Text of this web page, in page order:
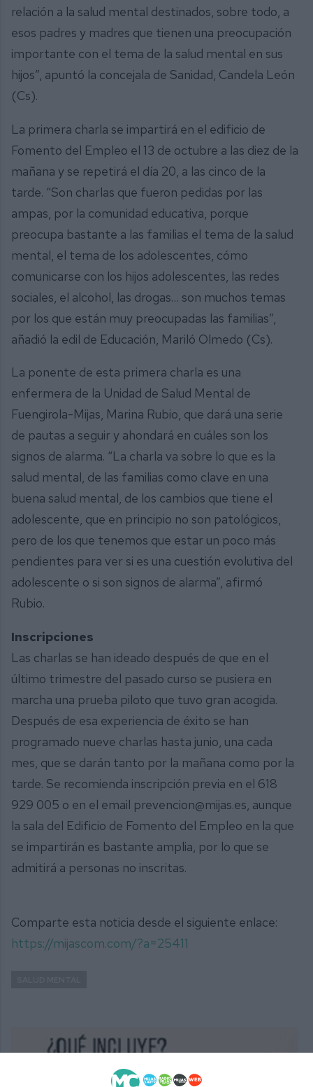
relación a la salud mental destinados, sobre todo, a
esos padres y madres que tienen una preocupación
importante con el tema de la salud mental en sus
hijos”, apuntó la concejala de Sanidad, Candela León
(Cs).
La primera charla se impartirá en el edificio de
Fomento del Empleo el 13 de octubre a las diez de la
mañana y se repetirá el día 20, a las cinco de la
tarde. “Son charlas que fueron pedidas por las
ampas, por la comunidad educativa, porque
preocupa bastante a las familias el tema de la salud
mental, el tema de los adolescentes, cómo
comunicarse con los hijos adolescentes, las redes
sociales, el alcohol, las drogas… son muchos temas
por los que están muy preocupadas las familias”,
añadió la edil de Educación, Mariló Olmedo (Cs).
La ponente de esta primera charla es una
enfermera de la Unidad de Salud Mental de
Fuengirola-Mijas, Marina Rubio, que dará una serie
de pautas a seguir y ahondará en cuáles son los
signos de alarma. “La charla va sobre lo que es la
salud mental, de las familias como clave en una
buena salud mental, de los cambios que tiene el
adolescente, que en principio no son patológicos,
pero de los que tenemos que estar un poco más
pendientes para ver si es una cuestión evolutiva del
adolescente o si son signos de alarma”, afirmó
Rubio.
Inscripciones
Las charlas se han ideado después de que en el
último trimestre del pasado curso se pusiera en
marcha una prueba piloto que tuvo gran acogida.
Después de esa experiencia de éxito se han
programado nueve charlas hasta junio, una cada
mes, que se darán tanto por la mañana como por la
tarde. Se recomienda inscripción previa en el 618
929 005 o en el email prevencion@mijas.es, aunque
la sala del Edificio de Fomento del Empleo en la que
se impartirán es bastante amplia, por lo que se
admitirá a personas no inscritas.
Comparte esta noticia desde el siguiente enlace:
https://mijascom.com/?a=25411